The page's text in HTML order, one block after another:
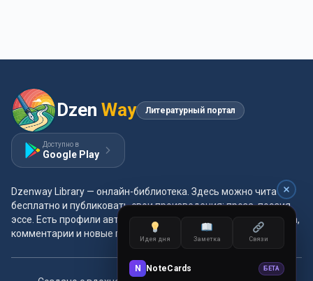
Dzen Way Литературный портал
Доступно в
Google Play
Dzenway Library — онлайн-библиотека. Здесь можно читать
бесплатно и публиковать свои произведения: проза, поэзия,
эссе. Есть профили авторов, жанры и метки, удобная читалка,
комментарии и новые главы каждый день.
Идея дня Заметка Связи
N NoteCards БЕТА